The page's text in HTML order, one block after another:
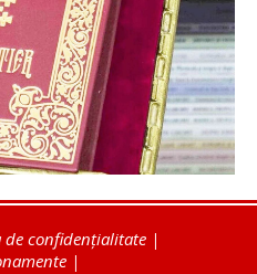
de confidențialitate |
|